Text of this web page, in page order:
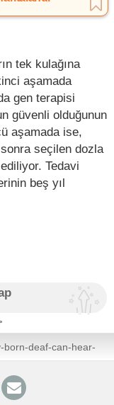
tek kulağına
aşamada
gen terapisi
güvenli olduğunun
aşamada ise,
seçilen dozla
Tedavi
beş yıl
born-deaf-can-hear-